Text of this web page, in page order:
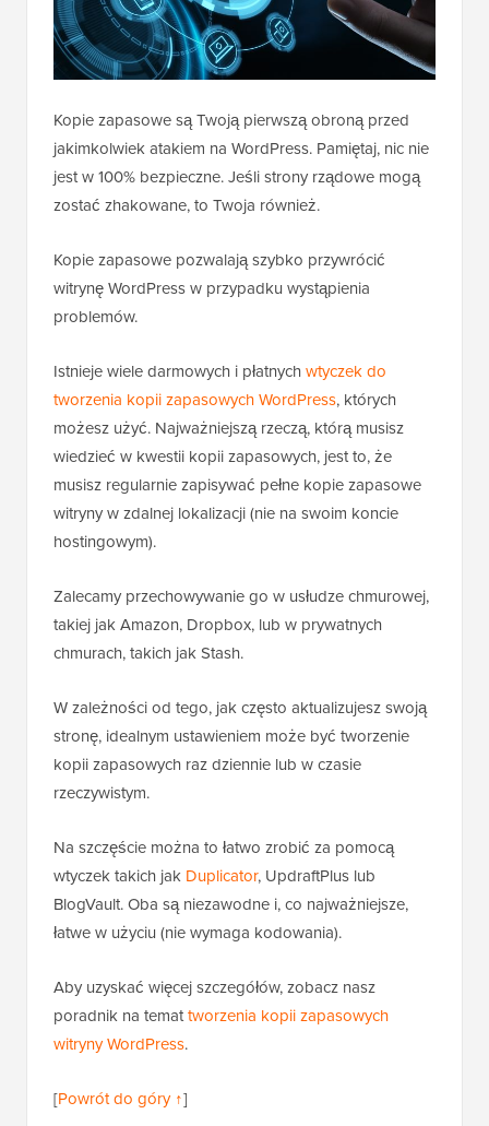
Kopie zapasowe są Twoją pierwszą obroną przed
jakimkolwiek atakiem na WordPress. Pamiętaj, nic nie
jest w 100% bezpieczne. Jeśli strony rządowe mogą
zostać zhakowane, to Twoja również.
Kopie zapasowe pozwalają szybko przywrócić
witrynę WordPress w przypadku wystąpienia
problemów.
Istnieje wiele darmowych i płatnychwtyczek do
tworzenia kopii zapasowych WordPress, których
możesz użyć. Najważniejszą rzeczą, którą musisz
wiedzieć w kwestii kopii zapasowych, jest to, że
musisz regularnie zapisywać pełne kopie zapasowe
witryny w zdalnej lokalizacji (nie na swoim koncie
hostingowym).
Zalecamy przechowywanie go w usłudze chmurowej,
takiej jak Amazon, Dropbox, lub w prywatnych
chmurach, takich jak Stash.
W zależności od tego, jak często aktualizujesz swoją
stronę, idealnym ustawieniem może być tworzenie
kopii zapasowych raz dziennie lub w czasie
rzeczywistym.
Na szczęście można to łatwo zrobić za pomocą
wtyczek takich jak Duplicator, UpdraftPlus lub
BlogVault. Oba są niezawodne i, co najważniejsze,
łatwe w użyciu (nie wymaga kodowania).
Aby uzyskać więcej szczegółów, zobacz nasz
poradnik na temattworzenia kopii zapasowych
witryny WordPress.
[Powrót do góry ↑]